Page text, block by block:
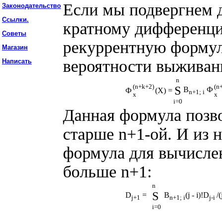
Законодательство
Ссылки.
Советы
Магазин
Написать
Если мы подвергнем
кратному
рекуррентную
вероятности
Ф (n+k+2)
x
(X) =
n
S
i=0
Bn+1; i Ф
x
Данная формула
старше n+1-ой. И из
формула для
больше n+1:
Dj+1 =
n
S
i=0
Bn+1; i(j - i)!Dj-i /